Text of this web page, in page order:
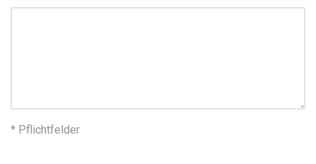
* Pflichtfelder